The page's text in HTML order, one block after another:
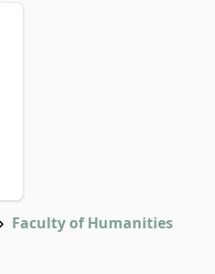
Faculty of Humanities